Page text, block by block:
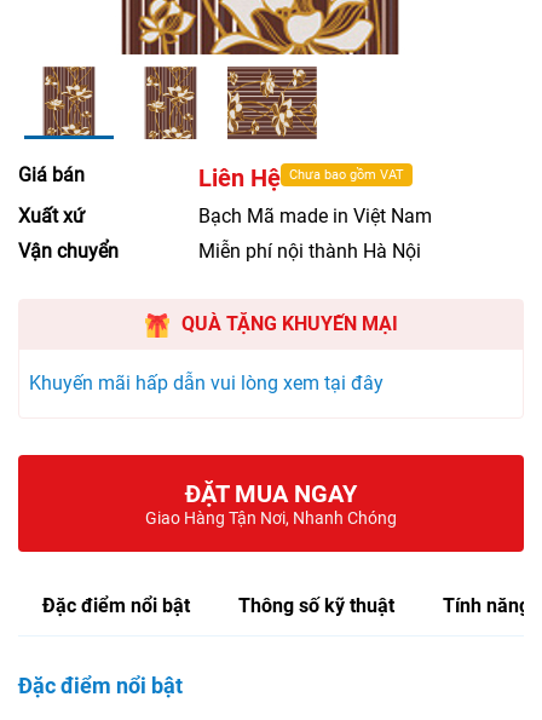
Giá bán Liên Hệ Chưa bao gồm VAT
Xuất xứ
Bạch Mã made in Việt Nam
Vận chuyển
Miễn phí nội thành Hà Nội
QUÀ TẶNG KHUYẾN MẠI
Khuyến mãi hấp dẫn vui lòng xem tại đây
ĐẶT MUA NGAY
Giao Hàng Tận Nơi, Nhanh Chóng
Đặc điểm nổi bật Thông số kỹ thuật Tính năng
Đặc điểm nổi bật